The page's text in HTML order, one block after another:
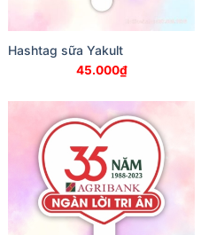
Hashtag sữa Yakult
45.000₫